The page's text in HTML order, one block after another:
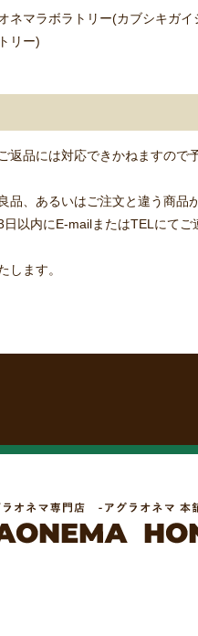
マラボラトリー(カブシキガイ
リー)
返品には対応できかねますので
品、あるいはご注文と違う商品
以内にE-mailまたはTELにてご
します。